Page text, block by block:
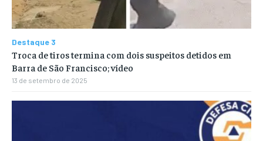
Destaque 3
Troca de tiros termina com dois suspeitos detidos em
Barra de São Francisco; vídeo
13 de setembro de 2025